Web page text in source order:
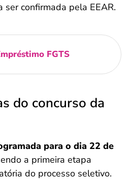
confirmada pela EEAR.
FGTS
do concurso da
para o dia 22 de
a primeira etapa
do processo seletivo.